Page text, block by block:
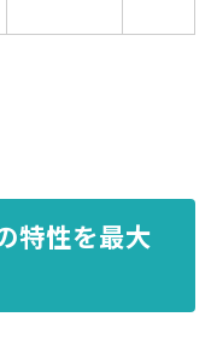
特性を最大